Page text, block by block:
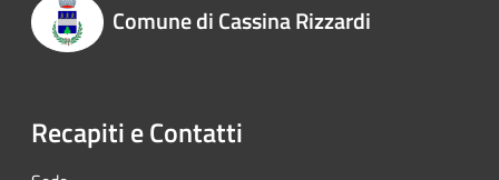
Comune di Cassina Rizzardi
Recapiti e Contatti